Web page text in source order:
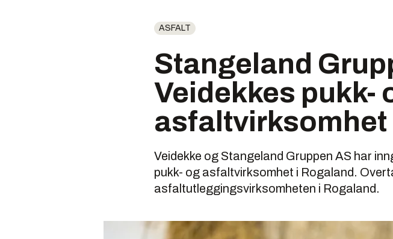
ASFALT
Stangeland
Veidekkes pukk-
asfaltvirksomhet
Veidekke og Stangeland Gruppen AS har
pukk- og asfaltvirksomhet i Rogaland.
asfaltutleggingsvirksomheten i Rogaland.